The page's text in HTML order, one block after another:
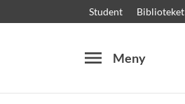
Student Biblioteket
menu Meny